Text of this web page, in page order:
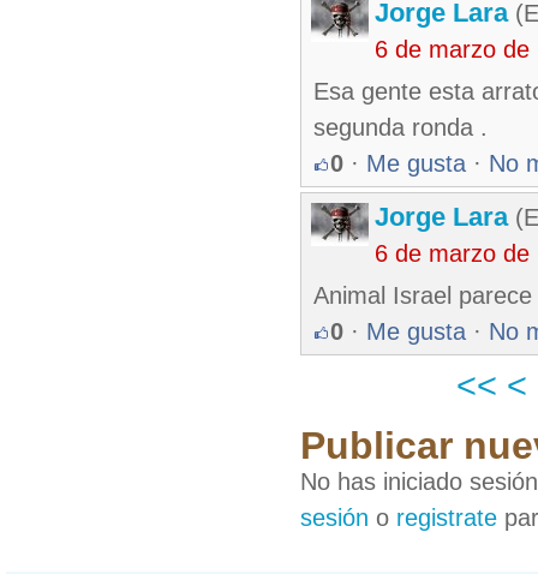
Jorge Lara
6 de marzo de
Esa gente esta
segunda ronda .
0 · Me gusta · No
Jorge Lara
6 de marzo de
Animal Israel
0 · Me gusta · No
<< <
Publicar
No has iniciado
sesión o registrate